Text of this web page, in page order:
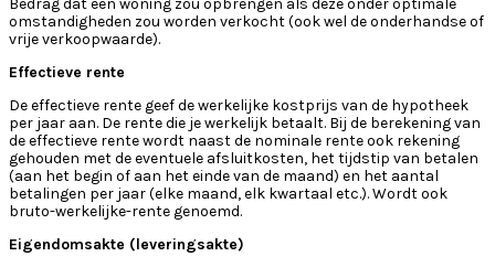
Bedrag dat een woning zou opbrengen als deze onder optimale
omstandigheden zou worden verkocht (ook wel de onderhandse of
vrije verkoopwaarde).
Effectieve rente
De effectieve rente geef de werkelijke kostprijs van de hypotheek
per jaar aan. De rente die je werkelijk betaalt. Bij de berekening van
de effectieve rente wordt naast de nominale rente ook rekening
gehouden met de eventuele afsluitkosten, het tijdstip van betalen
(aan het begin of aan het einde van de maand) en het aantal
betalingen per jaar (elke maand, elk kwartaal etc.). Wordt ook
bruto-werkelijke-rente genoemd.
Eigendomsakte (leveringsakte)